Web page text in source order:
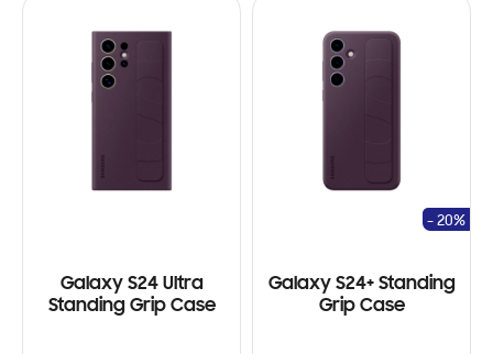
Galaxy S24 Ultra
Standing Grip Case
Galaxy S24+ Standing
Grip Case
- 20%